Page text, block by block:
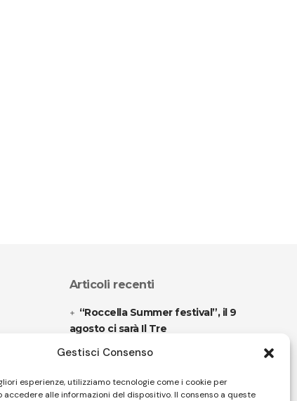
Gestisci Consenso
esperienze, utilizziamo tecnologie come i cookie per
accedere alle informazioni del dispositivo. Il consenso a queste
Articoli recenti
“Roccella Summer festival”, il 9
agosto ci sarà Il Tre
“Armonie d’arte” attende Joey